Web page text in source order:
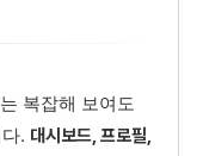
복잡해 보여도
. 대시보드, 프로필,